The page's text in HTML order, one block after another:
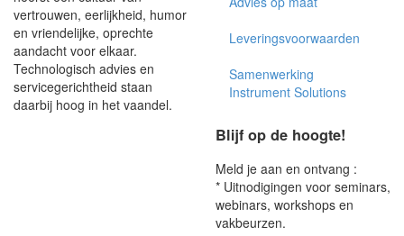
vertrouwen, eerlijkheid, humor
en vriendelijke, oprechte
aandacht voor elkaar.
Technologisch advies en
servicegerichtheid staan
daarbij hoog in het vaandel.
Leveringsvoorwaarden
Samenwerking
Instrument Solutions
Blijf op de hoogte!
Meld je aan en ontvang :
* Uitnodigingen voor seminars,
webinars, workshops en
vakbeurzen.